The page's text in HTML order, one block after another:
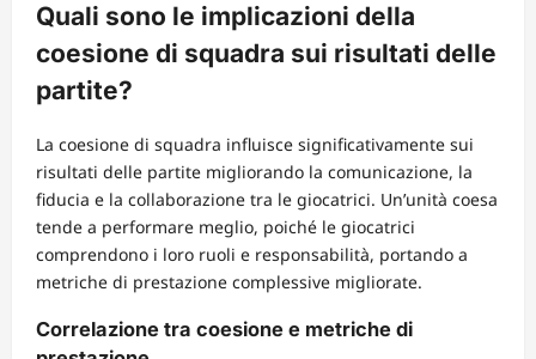
Quali sono le implicazioni della
coesione di squadra sui risultati delle
partite?
La coesione di squadra influisce significativamente sui
risultati delle partite migliorando la comunicazione, la
fiducia e la collaborazione tra le giocatrici. Un’unità coesa
tende a performare meglio, poiché le giocatrici
comprendono i loro ruoli e responsabilità, portando a
metriche di prestazione complessive migliorate.
Correlazione tra coesione e metriche di